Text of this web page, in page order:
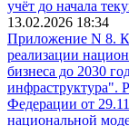
учёт до начала
13.02.2026 18:34
Приложение N 8.
реализации
бизнеса до 2030
инфраструктура".
Федерации от
национальной